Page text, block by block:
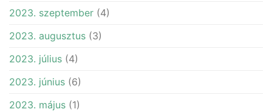
2023. szeptember (4)
2023. augusztus (3)
2023. július (4)
2023. június (6)
2023. május (1)